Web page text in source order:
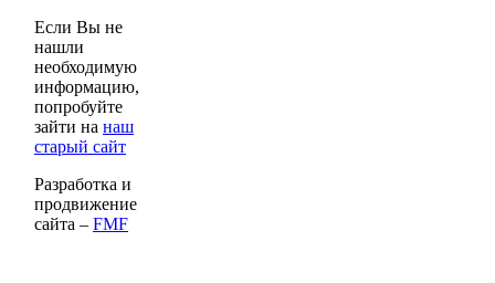
Если Вы не
нашли
необходимую
информацию,
попробуйте
зайти на наш
старый сайт
Разработка и
продвижение
сайта – FMF